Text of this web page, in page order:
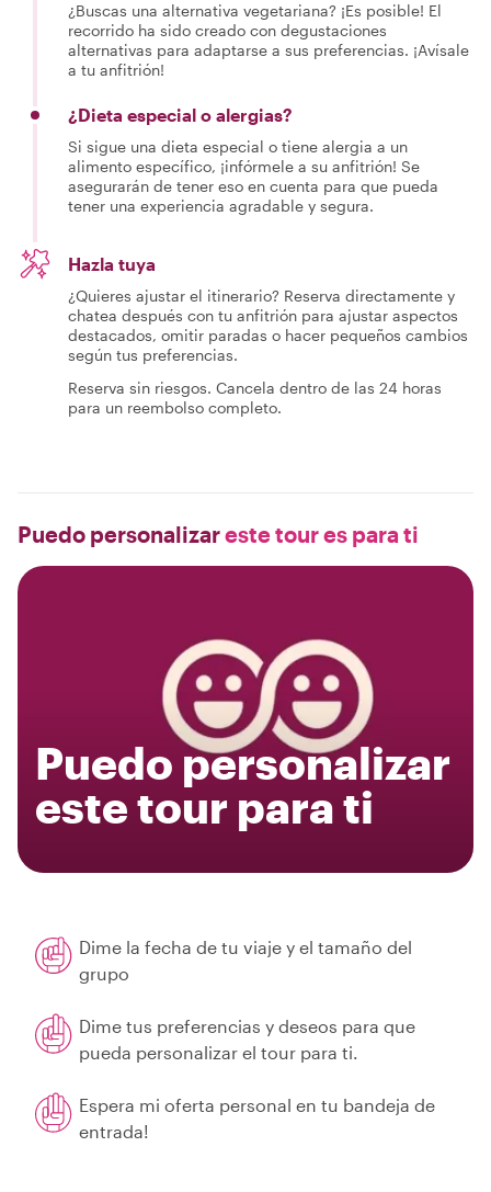
¿Buscas una alternativa vegetariana? ¡Es posible! El
recorrido ha sido creado con degustaciones
alternativas para adaptarse a sus preferencias. ¡Avísale
a tu anfitrión!
¿Dieta especial o alergias?
Si sigue una dieta especial o tiene alergia a un
alimento específico, ¡infórmele a su anfitrión! Se
asegurarán de tener eso en cuenta para que pueda
tener una experiencia agradable y segura.
Hazla tuya
¿Quieres ajustar el itinerario? Reserva directamente y
chatea después con tu anfitrión para ajustar aspectos
destacados, omitir paradas o hacer pequeños cambios
según tus preferencias.
Reserva sin riesgos. Cancela dentro de las 24 horas
para un reembolso completo.
Puedo personalizareste tour es para ti
Puedo personalizar
este tour para ti
Dime la fecha de tu viaje y el tamaño del
grupo
Dime tus preferencias y deseos para que
pueda personalizar el tour para ti.
Espera mi oferta personal en tu bandeja de
entrada!